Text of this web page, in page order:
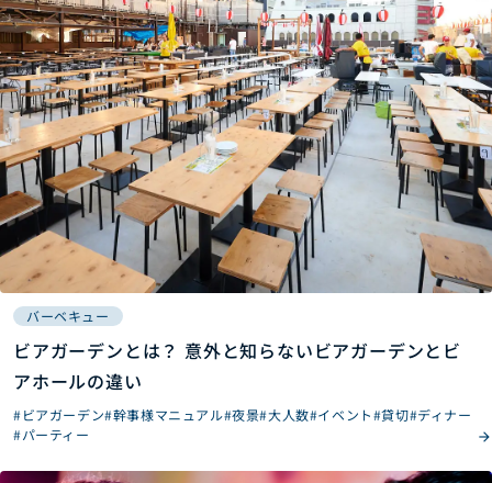
バーベキュー
ビアガーデンとは？ 意外と知らないビアガーデンとビ
アホールの違い
#ビアガーデン#幹事様マニュアル#夜景#大人数#イベント#貸切#ディナー
#パーティー